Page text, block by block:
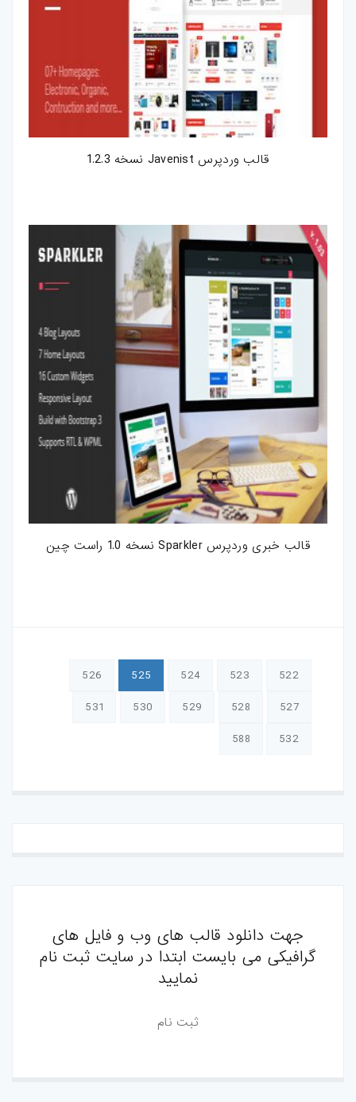
قالب وردپرس Javenist نسخه 1.2.3
قالب خبری وردپرس Sparkler نسخه 1.0 راست چین
522
523
524
525
526
527
528
529
530
531
532
588
جهت دانلود قالب های وب و فایل های
گرافیکی می بایست ابتدا در سایت ثبت نام
نمایید
ثبت نام